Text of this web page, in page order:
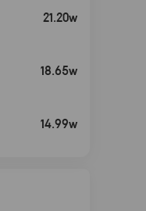
21.20w
18.65w
14.99w